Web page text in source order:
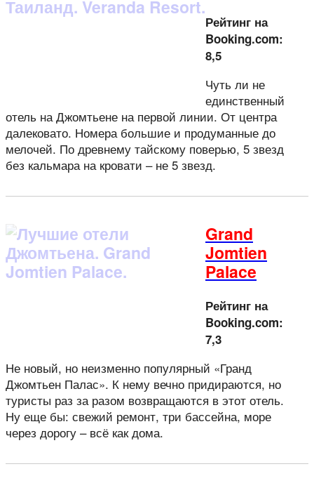
Рейтинг на
Booking.com:
8,5
Чуть ли не
единственный
отель на Джомтьене на первой линии. От центра
далековато. Номера большие и продуманные до
мелочей. По древнему тайскому поверью, 5 звезд
без кальмара на кровати – не 5 звезд.
Grand
Jomtien
Palace
Рейтинг на
Booking.com:
7,3
Не новый, но неизменно популярный «Гранд
Джомтьен Палас». К нему вечно придираются, но
туристы раз за разом возвращаются в этот отель.
Ну еще бы: свежий ремонт, три бассейна, море
через дорогу – всё как дома.